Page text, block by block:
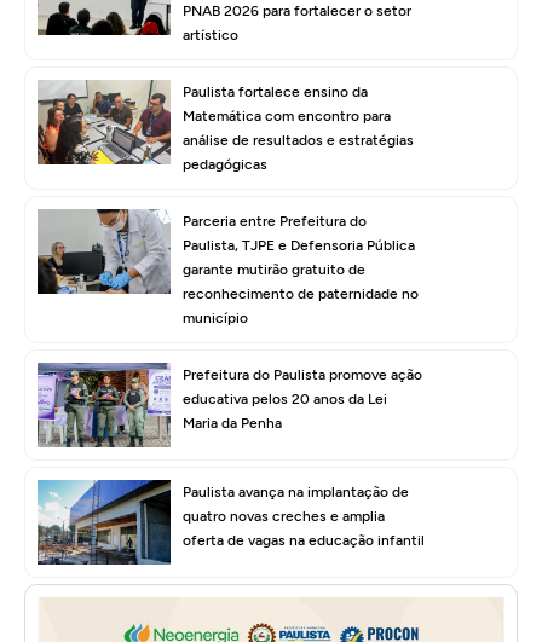
PNAB 2026 para fortalecer o setor
artístico
Paulista fortalece ensino da
Matemática com encontro para
análise de resultados e estratégias
pedagógicas
Parceria entre Prefeitura do
Paulista, TJPE e Defensoria Pública
garante mutirão gratuito de
reconhecimento de paternidade no
município
Prefeitura do Paulista promove ação
educativa pelos 20 anos da Lei
Maria da Penha
Paulista avança na implantação de
quatro novas creches e amplia
oferta de vagas na educação infantil